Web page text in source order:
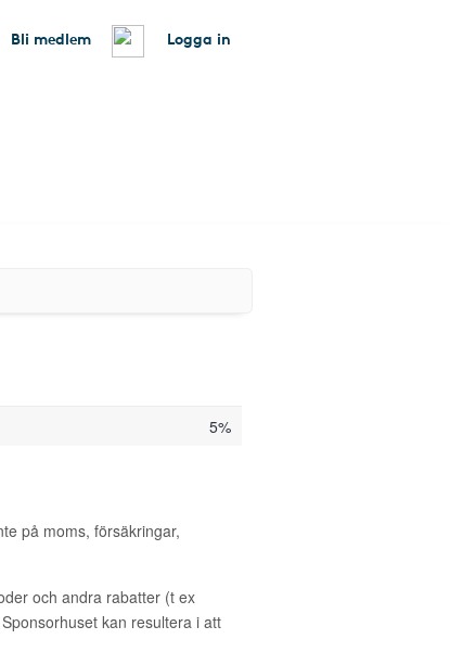
Bli medlem Logga in
5%
på moms, försäkringar,
och andra rabatter (t ex
kan resultera i att